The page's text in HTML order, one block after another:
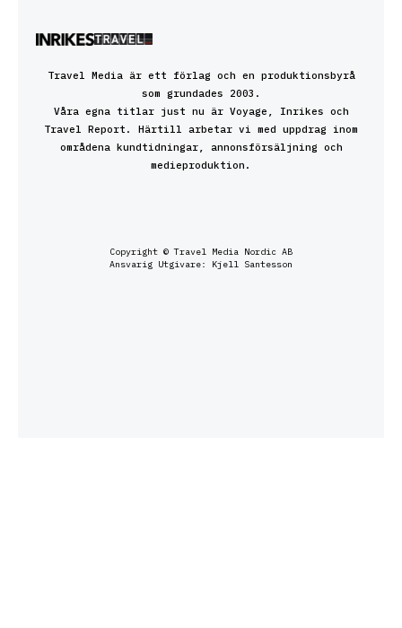
Travel Media är ett förlag och en produktionsbyrå
som grundades 2003.
Våra egna titlar just nu är Voyage, Inrikes och
Travel Report. Härtill arbetar vi med uppdrag inom
områdena kundtidningar, annonsförsäljning och
medieproduktion.
Copyright © Travel Media Nordic AB
Ansvarig Utgivare: Kjell Santesson